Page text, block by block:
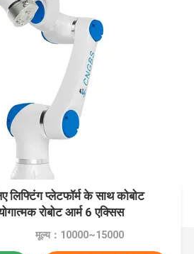
प्लेटफॉर्म के साथ कोबोट
रोबोट आर्म 6 एक्सिस
मूल्य：10000~15000